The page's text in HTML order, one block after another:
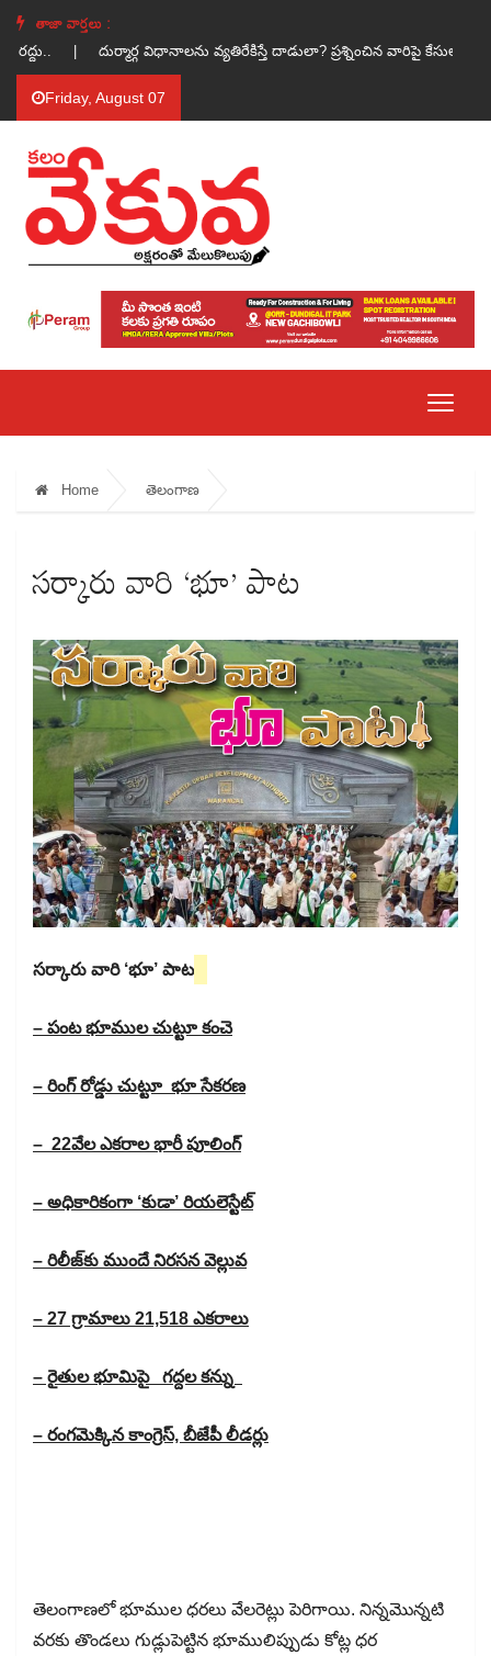
తాజా వార్తలు :
| దుర్మార్గ విధానాలను వ్యతిరేకిస్తే దాడులా? ప్రశ్నించిన వారిపై కేసులా?
Friday, August 07
Home తెలంగాణ
సర్కారు వారి ‘భూ’ పాట
సర్కారు వారి ‘భూ’ పాట
– పంట భూముల చుట్టూ కంచె
– రింగ్​ రోడ్డు చుట్టూ భూ సేకరణ
– 22వేల ఎకరాల భారీ పూలింగ్​
– అధికారికంగా ‘కుడా’ రియలెస్టేట్​
– రిలీజ్​కు ముందే నిరసన వెల్లువ​
– 27 గ్రామాలు 21,518 ఎకరాలు
– రైతుల భూమిపై గద్దల కన్ను
– రంగమెక్కిన కాంగ్రెస్​, బీజేపీ లీడర్లు
తెలంగాణలో భూముల ధరలు వేలరెట్లు పెరిగాయి. నిన్నమొన్నటి
వరకు తొండలు గుడ్లుపెట్టిన భూములిప్పుడు కోట్ల ధర